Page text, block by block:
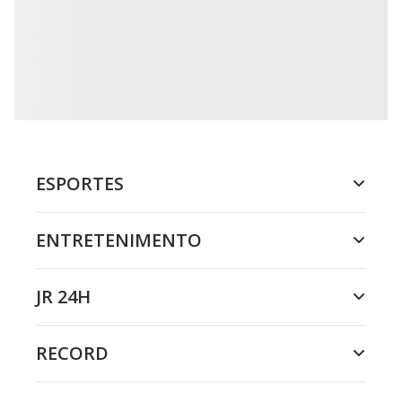
ESPORTES
ENTRETENIMENTO
JR 24H
RECORD